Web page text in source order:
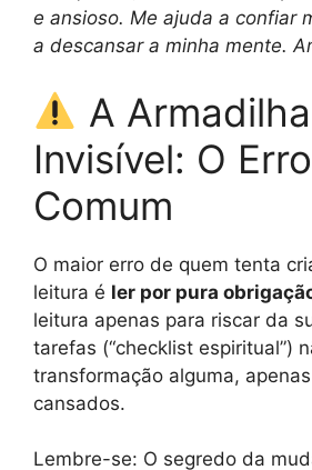
e ansioso. Me ajuda a confiar
a descansar a minha mente.
A Armadilha
Invisível: O
Comum
O maior erro de quem tenta
leitura é ler por pura
leitura apenas para riscar da
tarefas (“checklist espiritual”)
transformação alguma,
cansados.
Lembre-se: O segredo da